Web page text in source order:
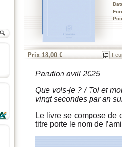
Prix 18,00 €
Parution avril 2025
Que vois-je ? / Toi et
vingt secondes par an
Le livre se compose de
titre porte le nom de